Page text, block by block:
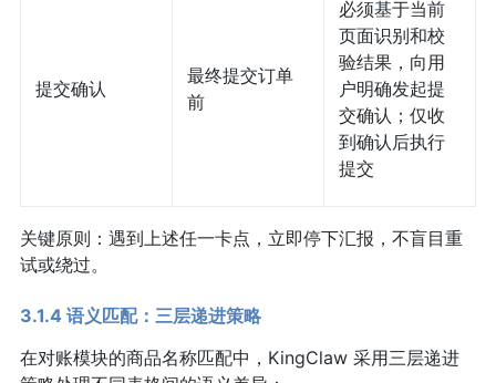
提交确认
最终提交订单
前
必须基于当前
页面识别和校
验结果，向用
户明确发起提
交确认；仅收
到确认后执行
提交
关键原则：遇到上述任一卡点，立即停下汇报，不盲目重
试或绕过。
3.1.4 语义匹配：三层递进策略
在对账模块的商品名称匹配中，KingClaw 采用三层递进